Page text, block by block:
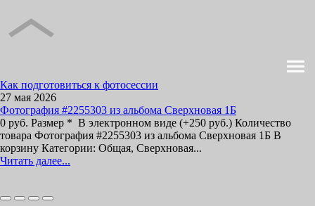
Как подготовиться к фотосессии
27 мая 2026
Фотография #2255303 из альбома Сверхновая 1Б
0 руб. Размер * В электронном виде (+250 руб.) Количество
товара Фотография #2255303 из альбома Сверхновая 1Б В
корзину Категории: Общая, Сверхновая...
Читать далее...